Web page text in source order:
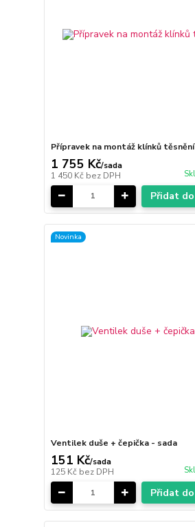
Přípravek na montáž klínků
1 755 Kč/sada
1 450 Kč bez DPH
Přidat
Novinka
Ventilek duše + čepička - sada
151 Kč/sada
125 Kč bez DPH
Přidat